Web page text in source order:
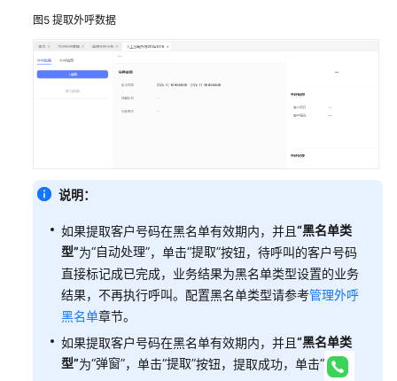
绩
效
管
迁
移
南
图5 提取外呼数据
说明：
如果提取客户号码在黑名单有效期内，并且“黑名单类
型”为“自动处理”，单击“提取”按钮，待呼叫的客户号码
直接标记成已完成，业务结果为黑名单类型设置的业务
结果，不再执行呼叫。配置黑名单类型请参考管理外呼
黑名单章节。
如果提取客户号码在黑名单有效期内，并且“黑名单类
型”为“弹窗”，单击“提取”按钮，提取成功，单击“